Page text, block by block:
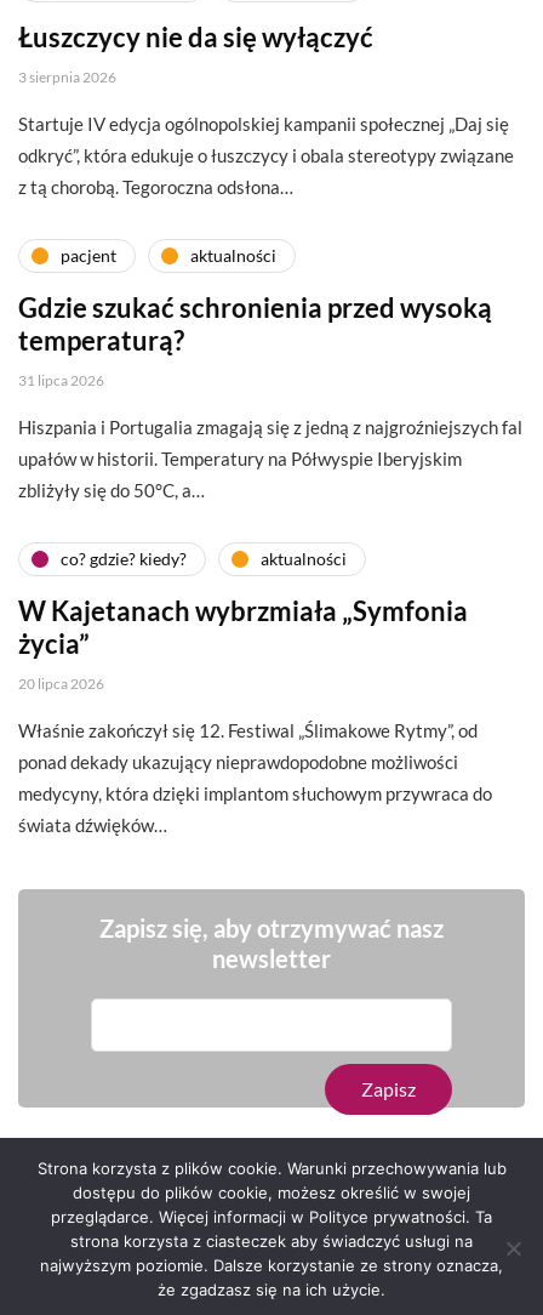
Łuszczycy nie da się wyłączyć
3 sierpnia 2026
Startuje IV edycja ogólnopolskiej kampanii społecznej „Daj się
odkryć”, która edukuje o łuszczycy i obala stereotypy związane
z tą chorobą. Tegoroczna odsłona…
pacjent aktualności
Gdzie szukać schronienia przed wysoką
temperaturą?
31 lipca 2026
Hiszpania i Portugalia zmagają się z jedną z najgroźniejszych fal
upałów w historii. Temperatury na Półwyspie Iberyjskim
zbliżyły się do 50°C, a…
co? gdzie? kiedy? aktualności
W Kajetanach wybrzmiała „Symfonia
życia”
20 lipca 2026
Właśnie zakończył się 12. Festiwal „Ślimakowe Rytmy”, od
ponad dekady ukazujący nieprawdopodobne możliwości
medycyny, która dzięki implantom słuchowym przywraca do
świata dźwięków…
Zapisz się, aby otrzymywać nasz
newsletter
Serwis zaprojektował Grzegorz Sztank .
Strona korzysta z plików cookie. Warunki przechowywania lub
dostępu do plików cookie, możesz określić w swojej
przeglądarce. Więcej informacji w Polityce prywatności. Ta
strona korzysta z ciasteczek aby świadczyć usługi na
najwyższym poziomie. Dalsze korzystanie ze strony oznacza,
że zgadzasz się na ich użycie.